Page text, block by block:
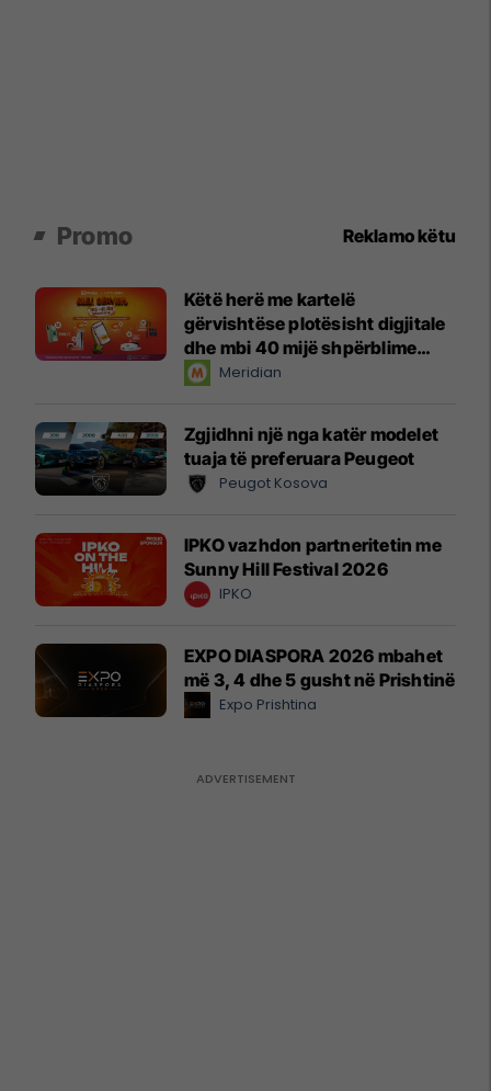
Promo Reklamo këtu
Këtë herë me kartelë
gërvishtëse plotësisht digjitale
dhe mbi 40 mijë shpërblime
instant!Meridian
Zgjidhni një nga katër modelet
tuaja të preferuara Peugeot
Peugot Kosova
IPKO vazhdon partneritetin me
Sunny Hill Festival 2026
IPKO
EXPO DIASPORA 2026 mbahet
më 3, 4 dhe 5 gusht në Prishtinë
Expo Prishtina